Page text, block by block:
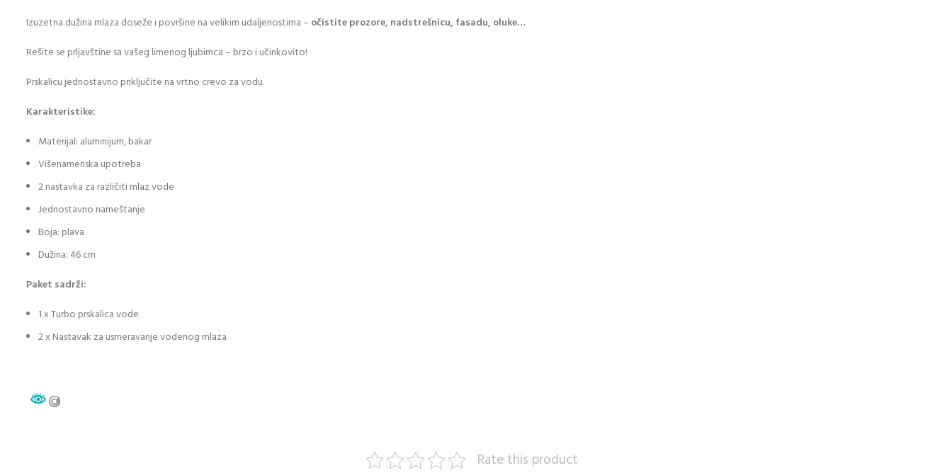
Izuzetna dužina mlaza doseže i površine na velikim udaljenostima – očistite prozore, nadstrešnicu, fasadu, oluke…
Rešite se prljavštine sa vašeg limenog ljubimca – brzo i učinkovito!
Prskalicu jednostavno priključite na vrtno crevo za vodu.
Karakteristike:
Materijal: aluminijum, bakar
Višenamenska upotreba
2 nastavka za različiti mlaz vode
Jednostavno nameštanje
Boja: plava
Dužina: 46 cm
Paket sadrži:
1 x Turbo prskalica vode
2 x Nastavak za usmeravanje vodenog mlaza
Rate this product